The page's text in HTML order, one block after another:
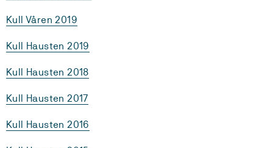
Kull Våren 2019
Kull Hausten 2019
Kull Hausten 2018
Kull Hausten 2017
Kull Hausten 2016